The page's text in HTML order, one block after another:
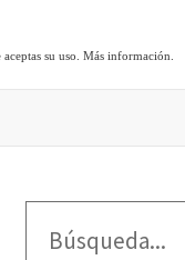
su uso.Más información